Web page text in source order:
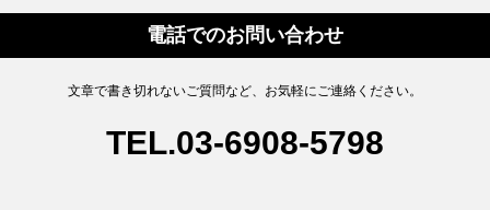
電話でのお問い合わせ
文章で書き切れないご質問など、お気軽にご連絡ください。
TEL.03-6908-5798